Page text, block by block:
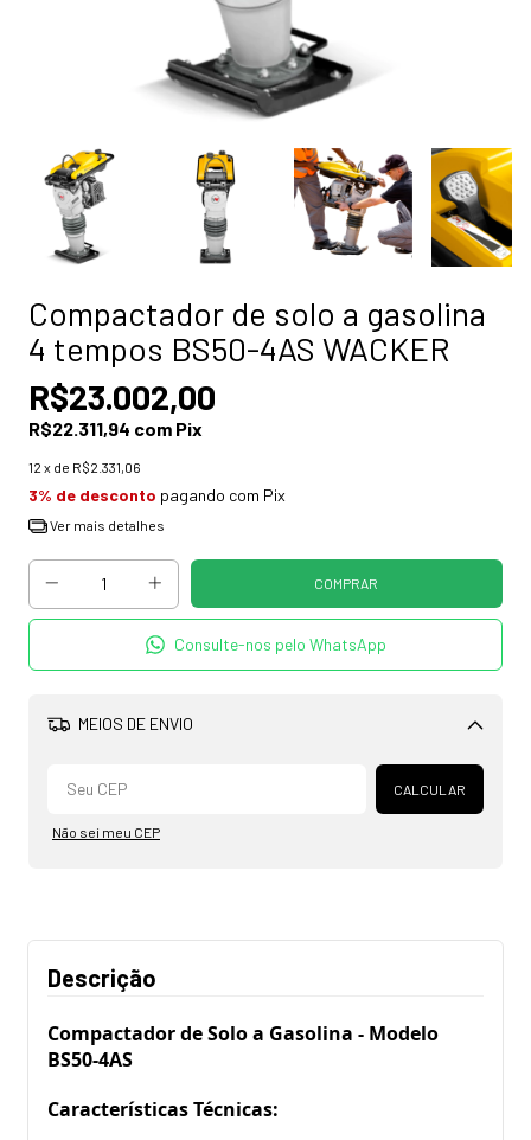
Compactador de solo a gasolina
4 tempos BS50-4AS WACKER
R$23.002,00
R$22.311,94 com Pix
12 x de R$2.331,06
3% de desconto pagando com Pix
Ver mais detalhes
Consulte-nos pelo WhatsApp
MEIOS DE ENVIO
Alterar CEP
CALCULAR
Não sei meu CEP
Descrição
Compactador de Solo a Gasolina - Modelo
BS50-4AS
Características Técnicas: